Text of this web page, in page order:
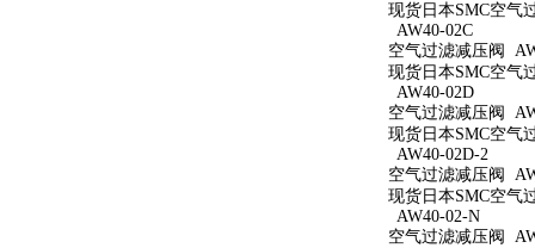
现货日本SMC空气
AW40-02C
空气过滤减压阀
现货日本SMC空气
AW40-02D
空气过滤减压阀
现货日本SMC空气
AW40-02D-2
空气过滤减压阀
现货日本SMC空气
AW40-02-N
空气过滤减压阀